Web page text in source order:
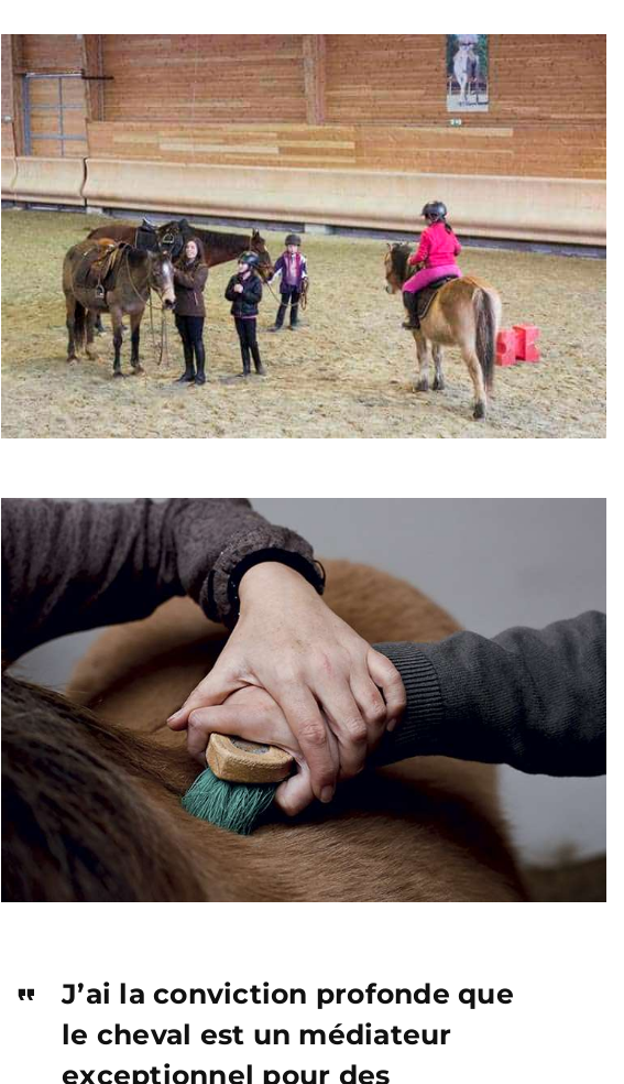
J’ai la conviction profonde que
le cheval est un médiateur
exceptionnel pour des